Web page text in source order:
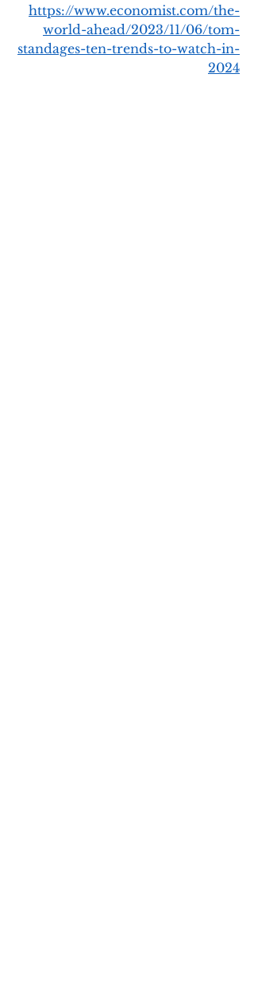
https://www.economist.com/the-
world-ahead/2023/11/06/tom-
standages-ten-trends-to-watch-in-
2024